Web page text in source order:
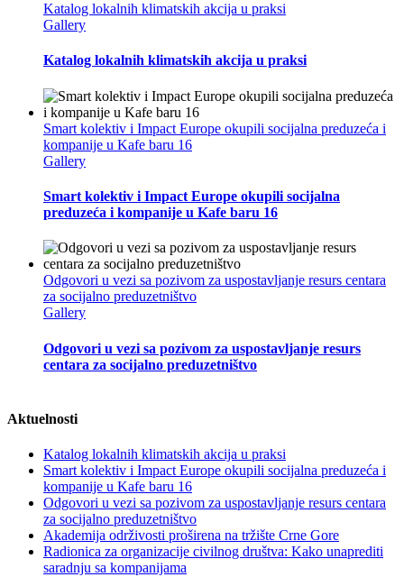
Katalog lokalnih klimatskih akcija u praksi
Gallery
Katalog lokalnih klimatskih akcija u praksi
Smart kolektiv i Impact Europe okupili socijalna preduzeća i
kompanije u Kafe baru 16
Gallery
Smart kolektiv i Impact Europe okupili socijalna
preduzeća i kompanije u Kafe baru 16
Odgovori u vezi sa pozivom za uspostavljanje resurs centara
za socijalno preduzetništvo
Gallery
Odgovori u vezi sa pozivom za uspostavljanje resurs
centara za socijalno preduzetništvo
Aktuelnosti
Katalog lokalnih klimatskih akcija u praksi
Smart kolektiv i Impact Europe okupili socijalna preduzeća i
kompanije u Kafe baru 16
Odgovori u vezi sa pozivom za uspostavljanje resurs centara
za socijalno preduzetništvo
Akademija održivosti proširena na tržište Crne Gore
Radionica za organizacije civilnog društva: Kako unaprediti
saradnju sa kompanijama